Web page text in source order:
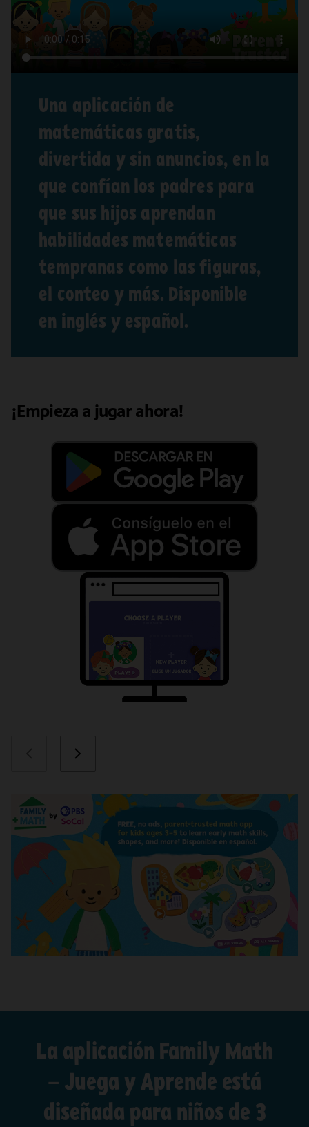
Una aplicación de
matemáticas gratis,
divertida y sin anuncios, en la
que confían los padres para
que sus hijos aprendan
habilidades matemáticas
tempranas como las figuras,
el conteo y más. Disponible
en inglés y español.
¡Empieza a jugar ahora!
Get
Google
Play
Download
App
Store
La aplicación Family Math
– Juega y Aprende está
diseñada para niños de 3